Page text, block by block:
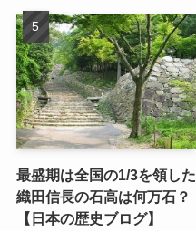
最盛期は全国の1/3を領した
織田信長の石高は何万石？
【日本の歴史ブログ】